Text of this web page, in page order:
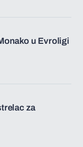
u Evroligi
za